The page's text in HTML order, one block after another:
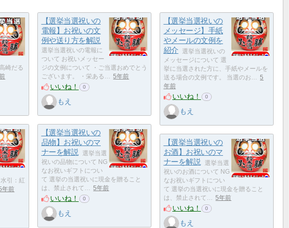
崎だる
【選挙当選祝いの
電報】お祝いの文
例や送り方を解説
選挙当選祝いの電報に
ついて お祝いメッセー
ジの文例について ・ご当選おめでとう
ございます。 ・栄ある…
5年前
いいね！ 0
もえ
【選挙当選祝いの
メッセージ】手紙
やメールの文例を
紹介
選挙当選祝いの
メッセージについて 選
挙に当選された方に、手紙やメールを
送る場合の文例です。 当選のお…
5
年前
いいね！ 0
もえ
引：紅
年前
【選挙当選祝いの
品物】お祝いのマ
ナーを解説
選挙当選
祝いの品物について NG
なお祝いギフトについ
て 選挙の当選祝いに現金を贈ること
は、禁止されて…
5年前
いいね！ 0
もえ
【選挙当選祝いの
お酒】お祝いのマ
ナーを解説
選挙当選
祝いのお酒について NG
なお祝いギフトについ
て 選挙の当選祝いに現金を贈ること
は、禁止されて…
5年前
いいね！ 0
もえ